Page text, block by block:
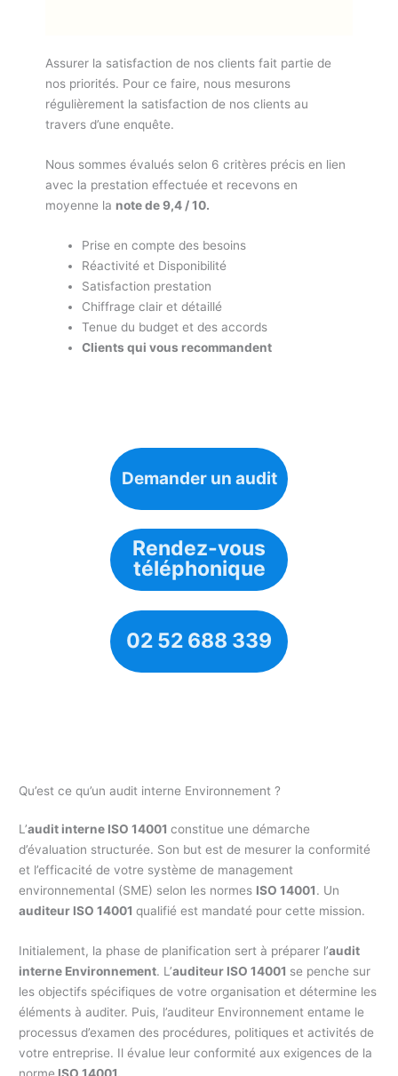
Assurer la satisfaction de nos clients fait partie de
nos priorités. Pour ce faire, nous mesurons
régulièrement la satisfaction de nos clients au
travers d’une enquête.
Nous sommes évalués selon 6 critères précis en lien
avec la prestation effectuée et recevons en
moyenne la note de 9,4 / 10.
Prise en compte des besoins
Réactivité et Disponibilité
Satisfaction prestation
Chiffrage clair et détaillé
Tenue du budget et des accords
Clients qui vous recommandent
Demander un audit
Rendez-vous
téléphonique
02 52 688 339
Qu’est ce qu’un audit interne Environnement ?
L’audit interne ISO 14001constitue une démarche
d’évaluation structurée. Son but est de mesurer la conformité
et l’efficacité de votre système de management
environnemental (SME) selon les normes ISO 14001. Un
auditeur ISO 14001qualifié est mandaté pour cette mission.
Initialement, la phase de planification sert à préparer l’audit
interne Environnement. L’auditeur ISO 14001 se penche sur
les objectifs spécifiques de votre organisation et détermine les
éléments à auditer. Puis, l’auditeur Environnement entame le
processus d’examen des procédures, politiques et activités de
votre entreprise. Il évalue leur conformité aux exigences de la